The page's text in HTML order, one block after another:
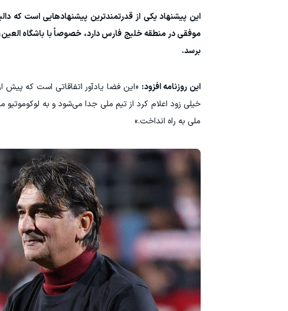
این پیشنهاد یکی از قدرتمندترین پیشنهادهایی است که
موفقی در منطقه خلیج فارس دارد، خصوصاً با باشگاه
برسد.
این روزنامه افزود:
خیلی زود اعلام کرد از تیم ملی جدا می‌شود و به
ملی به راه انداخت.»